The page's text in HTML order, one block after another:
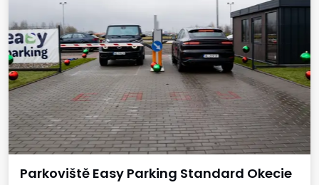
Parkoviště Easy Parking Standard Okecie